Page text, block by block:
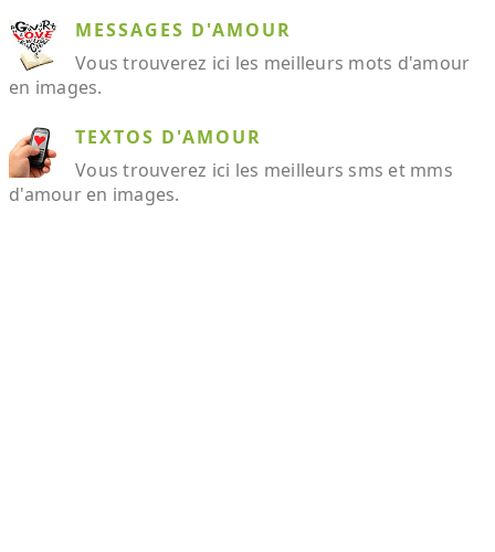
MESSAGES D'AMOUR
Vous trouverez ici les meilleurs mots d'amour
en images.
TEXTOS D'AMOUR
Vous trouverez ici les meilleurs sms et mms
d'amour en images.